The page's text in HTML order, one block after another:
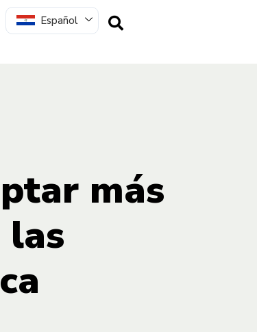
Español
más